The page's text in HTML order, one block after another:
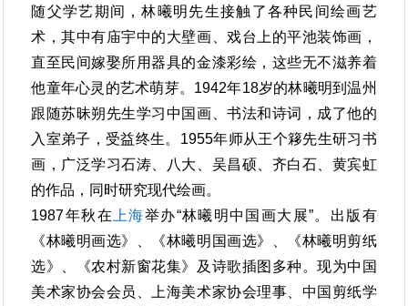
随父学艺期间，林曦明先生接触了各种民间绘画艺
术，其中有庙宇中的大壁画、戏台上的平池装饰画，
直至民间嫁娶所用器具的金漆彩绘，这些无不滋养着
他童年心灵的艺术萌芽。1942年18岁的林曦明到温州
跟随苏昧朔先生学习中国画、书法和诗词，成了他的
入室弟子，受益终生。1955年师从王个簃先生研习书
画，广泛学习石涛、八大、吴昌硕、齐白石、黄宾虹
的作品，同时研究现代绘画。
1987年秋在上海举办“林曦明中国画大展”。出版有
《林曦明画选》、《林曦明国画选》、《林曦明剪纸
选》、《农村新窗花集》及诗歌插图多种。现为中国
美术家协会会员、上海美术家协会理事、中国剪纸学